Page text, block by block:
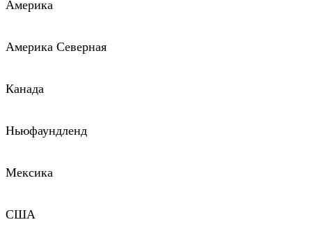
Америка
Америка Северная
Канада
Ньюфаундленд
Мексика
США